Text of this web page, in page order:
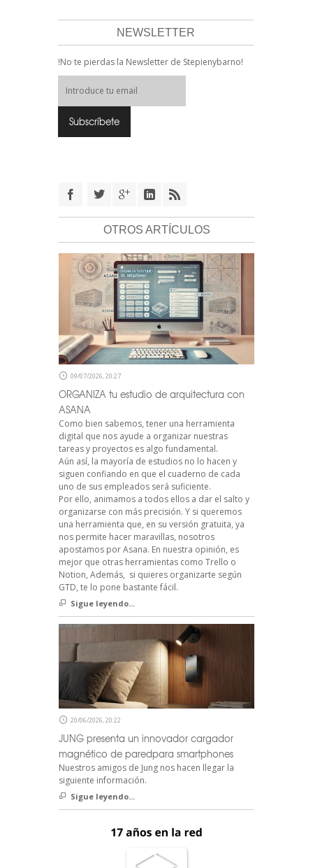
NEWSLETTER
!No te pierdas la Newsletter de Stepienybarno!
OTROS ARTÍCULOS
09/07/2026, 20:27
ORGANIZA tu estudio de arquitectura con
ASANA
Como bien sabemos, tener una herramienta
digital que nos ayude a organizar nuestras
tareas y proyectos es algo fundamental.
Aún así, la mayoría de estudios no lo hacen y
siguen confiando en que el cuaderno de cada
uno de sus empleados será suficiente.
Por ello, animamos a todos ellos a dar el salto y
organizarse con más precisión. Y si queremos
una herramienta que, en su versión gratuita, ya
nos permite hacer maravillas, nosotros
apostamos por Asana. En nuestra opinión, es
mejor que otras herramientas como Trello o
Notion, Además, si quieres organizarte según
GTD, te lo pone bastante fácil.
Sigue leyendo...
20/06/2026, 20:22
JUNG presenta un innovador cargador
magnético de paredpara smartphones
Nuestros amigos de Jung nos hacen llegar la
siguiente información.
Sigue leyendo...